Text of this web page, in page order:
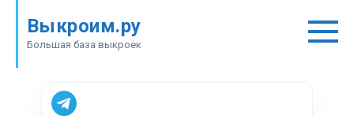
контенту
Выкроим.ру
Большая база выкроек